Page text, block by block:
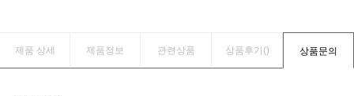
제품 상세 제품정보 관련상품 상품후기() 상품문의